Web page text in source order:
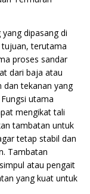
dipasang di
terutama
proses sandar
dari baja atau
dan tekanan yang
utama
mengikat tali
tambatan untuk
tetap stabil dan
Tambatan
atau pengait
yang kuat untuk